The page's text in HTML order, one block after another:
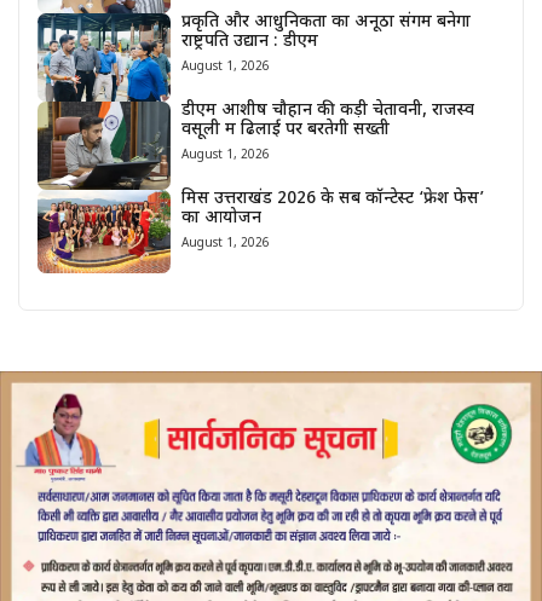
प्रकृति और आधुनिकता का अनूठा संगम बनेगा
राष्ट्रपति उद्यान : डीएम
August 1, 2026
डीएम आशीष चौहान की कड़ी चेतावनी, राजस्व
वसूली में ढिलाई पर बरतेगी सख्ती
August 1, 2026
मिस उत्तराखंड 2026 के सब कॉन्टेस्ट ‘फ्रेश फेस’
का आयोजन
August 1, 2026